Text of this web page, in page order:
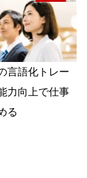
言語化トレー
力向上で仕事
る